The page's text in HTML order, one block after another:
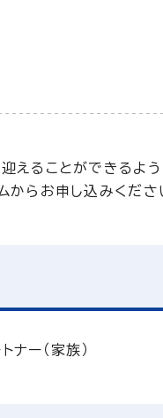
えることができるよう
からお申し込みくださ
ー（家族）